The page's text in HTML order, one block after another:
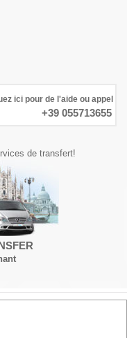
ici pour de l'aide ou appel
+39 055713655
de transfert!